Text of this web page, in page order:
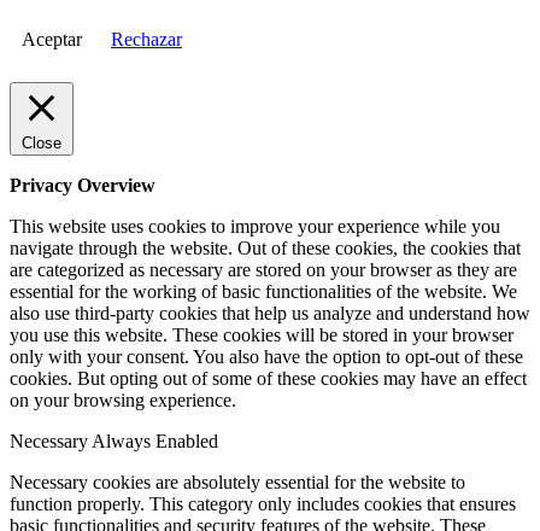
Aceptar Rechazar
Close
Privacy Overview
This website uses cookies to improve your experience while you
navigate through the website. Out of these cookies, the cookies that
are categorized as necessary are stored on your browser as they are
essential for the working of basic functionalities of the website. We
also use third-party cookies that help us analyze and understand how
you use this website. These cookies will be stored in your browser
only with your consent. You also have the option to opt-out of these
cookies. But opting out of some of these cookies may have an effect
on your browsing experience.
Necessary Always Enabled
Necessary cookies are absolutely essential for the website to
function properly. This category only includes cookies that ensures
basic functionalities and security features of the website. These